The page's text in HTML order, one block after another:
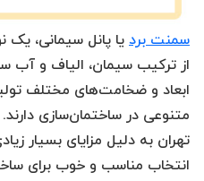
سمنت بردیا پانل سیمانی،
از ترکیب سیمان، الیاف و
ابعاد و ضخامت‌های مختلف
متنوعی در ساختمان‌سازی
تهران به دلیل مزایای بسیار
انتخاب مناسب و خوب برای